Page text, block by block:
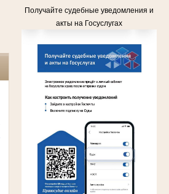
Получайте судебные уведомления и
акты на Госуслугах